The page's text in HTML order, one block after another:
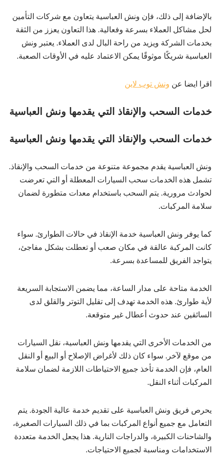
بالإضافة إلى ذلك، فإن ونش العباسية يتعاون مع شركات التأمين
لحل مشاكل العملاء بسرعة وفعالية. هذا التعاون يعزز من الثقة
بخدمات الشركة ويزيد من راحة البال لدى العملاء. يعتبر ونش
العباسية شريكًا موثوقًا يمكن الاعتماد عليه في الأوقات الصعبة.
اقرا ايضا عن ونش توب لاين
خدمات السحب والإنقاذ التي يقدمها ونش العباسية
خدمات السحب والإنقاذ التي يقدمها ونش العباسية
ونش العباسية يقدم مجموعة متنوعة من خدمات السحب والإنقاذ.
تشمل هذه الخدمات سحب السيارات المعطلة أو التي تعرضت
لحوادث مرورية. يتم السحب باستخدام معدات متطورة لضمان
سلامة المركبات.
كما يوفر ونش العباسية خدمة الإنقاذ في حالات الطوارئ. سواء
كانت المركبة عالقة في مكان صعب أو تعطلت بشكل مفاجئ،
يتواجد الفريق للمساعدة بسرعة.
الخدمة متاحة على مدار الساعة، مما يضمن الاستجابة السريعة
لأية طوارئ. هذه الخدمة تهدف إلى تقليل التوتر والقلق لدى
السائقين عند حدوث أعطال غير متوقعة.
من الخدمات الأخرى التي يقدمها ونش العباسية، نقل السيارات
من موقع لآخر. سواء كان ذلك لأغراض الإصلاح أو البيع أو النقل
العام، فإن الخدمة تأخذ جميع الاحتياطات اللازمة لضمان سلامة
المركبات أثناء النقل.
يحرص فريق ونش العباسية على تقديم خدمة عالية الجودة. يتم
التعامل مع جميع أنواع المركبات بما في ذلك السيارات الصغيرة،
والشاحنات الكبيرة، والدراجات النارية. هذا يجعل الخدمة متعددة
الاستخدامات ومناسبة لجميع الاحتياجات.